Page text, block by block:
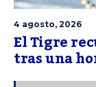
4 agosto, 2026
El Tigre
tras una